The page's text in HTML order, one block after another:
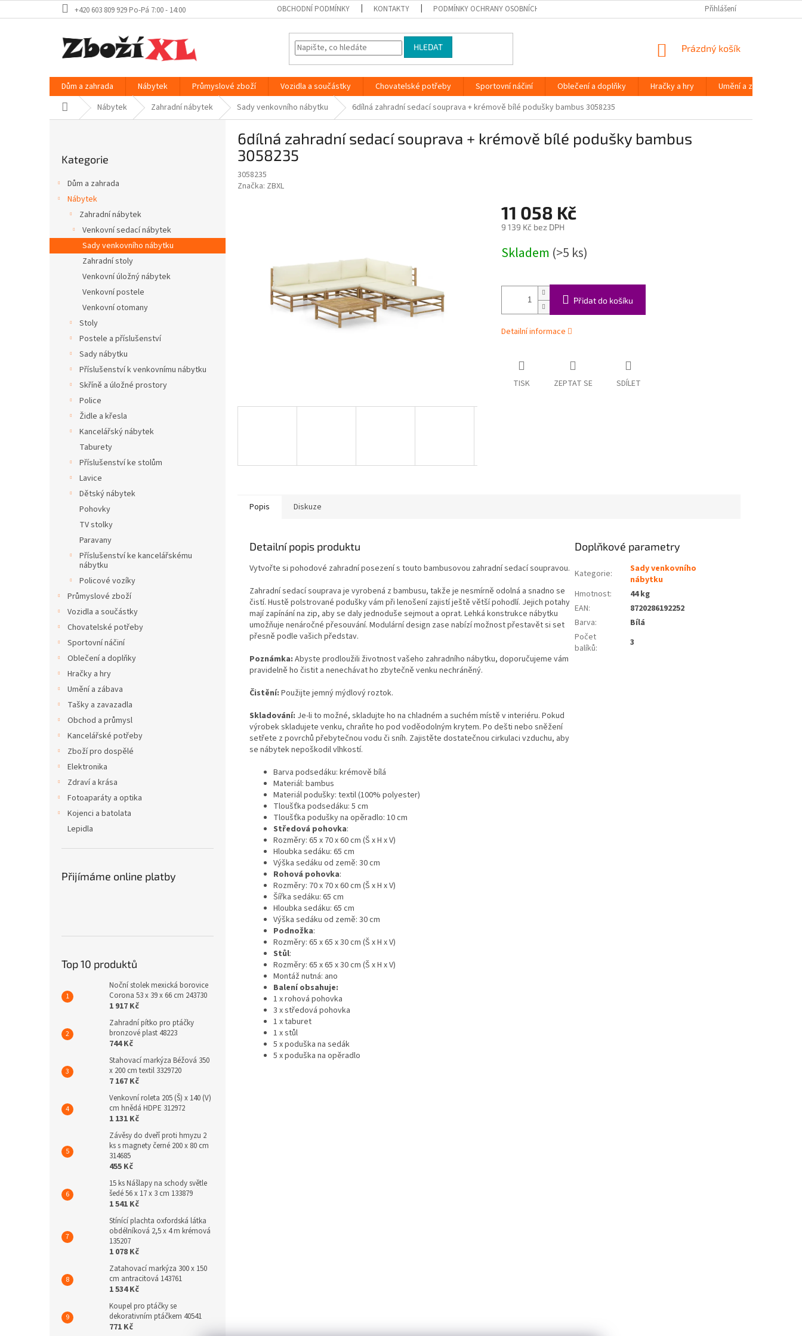
na
+420 603 809 929 Po-Pá 7:00 - 14:00 OBCHODNÍ PODMÍNKY KONTAKTY PODMÍNKY OCHRANY OSOBNÍCH ÚDAJŮ Přihlášení
HLEDAT
NÁKUPNÍ
Prázdný košík
Dům a zahrada Nábytek Průmyslové zboží Vozidla a součástky Chovatelské potřeby Sportovní náčiní Oblečení a doplňky Hračky a hry Umění a zábava
Domů Nábytek Zahradní nábytek Sady venkovního nábytku 6dílná zahradní sedací souprava + krémově bílé podušky bambus 3058235
a
kategorie
Kategorie
Dům a zahrada
Nábytek
Zahradní nábytek
Venkovní sedací nábytek
Sady venkovního nábytku
Zahradní stoly
Venkovní úložný nábytek
Venkovní postele
Venkovní otomany
Stoly
Postele a příslušenství
Sady nábytku
Příslušenství k venkovnímu nábytku
Skříně a úložné prostory
Police
Židle a křesla
Kancelářský nábytek
Taburety
Příslušenství ke stolům
Lavice
Dětský nábytek
Pohovky
TV stolky
Paravany
Příslušenství ke kancelářskému
nábytku
Policové vozíky
Průmyslové zboží
Vozidla a součástky
Chovatelské potřeby
Sportovní náčiní
Oblečení a doplňky
Hračky a hry
Umění a zábava
Tašky a zavazadla
Obchod a průmysl
Kancelářské potřeby
Zboží pro dospělé
Elektronika
Zdraví a krása
Fotoaparáty a optika
Kojenci a batolata
Lepidla
Přijímáme online platby
Top 10 produktů
Noční stolek mexická borovice
Corona 53 x 39 x 66 cm 243730
1 917 Kč
Zahradní pítko pro ptáčky
bronzové plast 48223
744 Kč
Stahovací markýza Béžová 350
x 200 cm textil 3329720
7 167 Kč
Venkovní roleta 205 (Š) x 140 (V)
cm hnědá HDPE 312972
1 131 Kč
Závěsy do dveří proti hmyzu 2
ks s magnety černé 200 x 80 cm
314685
455 Kč
15 ks Nášlapy na schody světle
šedé 56 x 17 x 3 cm 133879
1 541 Kč
Stínící plachta oxfordská látka
obdélníková 2,5 x 4 m krémová
135207
1 078 Kč
Zatahovací markýza 300 x 150
cm antracitová 143761
1 534 Kč
Koupel pro ptáčky se
dekorativním ptáčkem 40541
771 Kč
6dílná zahradní sedací souprava + krémově bílé podušky bambus
3058235
3058235
Značka: ZBXL
11 058 Kč
9 139 Kč bez DPH
cena:
Skladem (>5 ks)
Přidat do košíku
Detailní informace
TISK ZEPTAT SE SDÍLET
Popis Diskuze
Detailní popis produktu
Vytvořte si pohodové zahradní posezení s touto bambusovou zahradní sedací soupravou.
Zahradní sedací souprava je vyrobená z bambusu, takže je nesmírně odolná a snadno se
čistí. Hustě polstrované podušky vám při lenošení zajistí ještě větší pohodlí. Jejich potahy
mají zapínání na zip, aby se daly jednoduše sejmout a oprat. Lehká konstrukce nábytku
umožňuje nenáročné přesouvání. Modulární design zase nabízí možnost přestavět si set
přesně podle vašich představ.
Poznámka: Abyste prodloužili životnost vašeho zahradního nábytku, doporučujeme vám
pravidelně ho čistit a nenechávat ho zbytečně venku nechráněný.
Čistění: Použijte jemný mýdlový roztok.
Skladování: Je-li to možné, skladujte ho na chladném a suchém místě v interiéru. Pokud
výrobek skladujete venku, chraňte ho pod voděodolným krytem. Po dešti nebo sněžení
setřete z povrchů přebytečnou vodu či sníh. Zajistěte dostatečnou cirkulaci vzduchu, aby
se nábytek nepoškodil vlhkostí.
Barva podsedáku: krémově bílá
Materiál: bambus
Materiál podušky: textil (100% polyester)
Tloušťka podsedáku: 5 cm
Tloušťka podušky na opěradlo: 10 cm
Středová pohovka:
Rozměry: 65 x 70 x 60 cm (Š x H x V)
Hloubka sedáku: 65 cm
Výška sedáku od země: 30 cm
Rohová pohovka:
Rozměry: 70 x 70 x 60 cm (Š x H x V)
Šířka sedáku: 65 cm
Hloubka sedáku: 65 cm
Výška sedáku od země: 30 cm
Podnožka:
Rozměry: 65 x 65 x 30 cm (Š x H x V)
Stůl:
Rozměry: 65 x 65 x 30 cm (Š x H x V)
Montáž nutná: ano
Balení obsahuje:
1 x rohová pohovka
3 x středová pohovka
1 x taburet
1 x stůl
5 x poduška na sedák
5 x poduška na opěradlo
Doplňkové parametry
Kategorie:
Sady venkovního
nábytku
Hmotnost:
44 kg
EAN:
8720286192252
Barva:
Bílá
Počet
balíků: 3